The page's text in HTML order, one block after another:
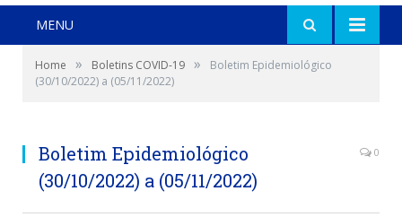
MENU
Home » Boletins COVID-19 »
Boletim Epidemiológico
(30/10/2022) a (05/11/2022)
Boletim Epidemiológico
(30/10/2022) a (05/11/2022)
0